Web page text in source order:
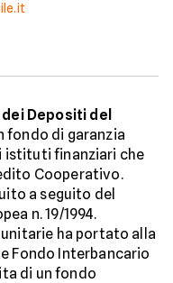
Depositi del
fondo di garanzia
istituti finanziari che
Cooperativo.
a seguito del
n. 19/1994.
ha portato alla
Fondo Interbancario
di un fondo